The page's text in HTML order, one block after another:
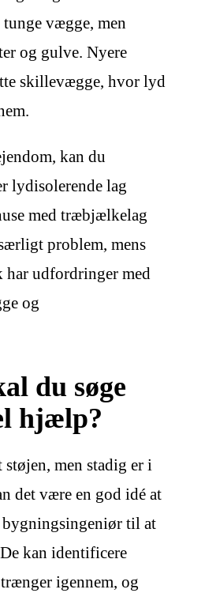
vægge, men
og gulve. Nyere
skillevægge, hvor lyd
kan du
lydisolerende lag
med træbjælkelag
problem, mens
udfordringer med
og
du søge
hjælp?
men stadig er i
det være en god idé at
til at
kan identificere
igennem, og